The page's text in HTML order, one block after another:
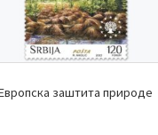
заштита природе